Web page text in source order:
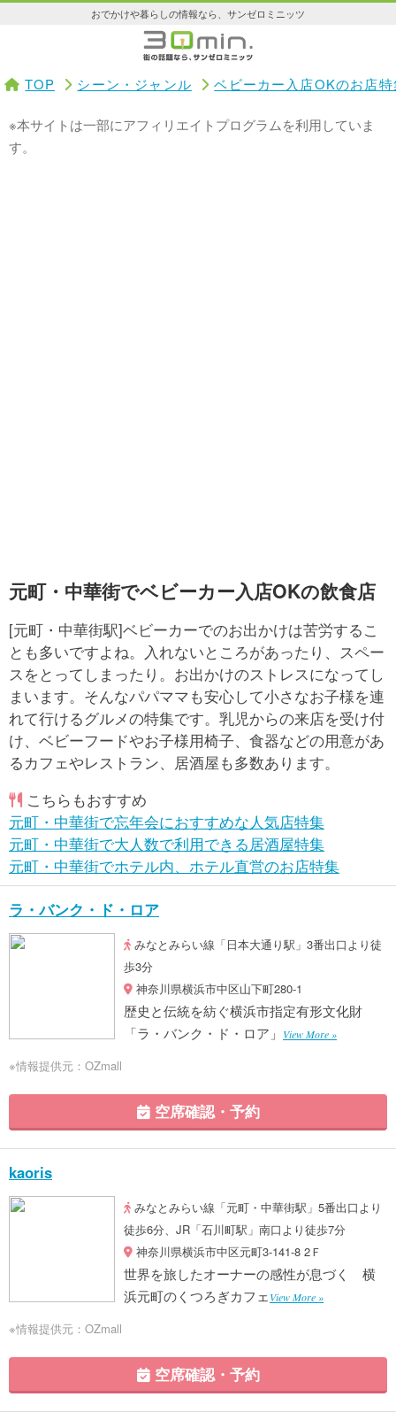
おでかけや暮らしの情報なら、サンゼロミニッツ
TOP シーン・ジャンル ベビーカー入店OKのお店
※本サイトは一部にアフィリエイトプログラムを利用していま
す。
元町・中華街でベビーカー入店OKの飲食店
[元町・中華街駅]ベビーカーでのお出かけは苦労するこ
とも多いですよね。入れないところがあったり、スペー
スをとってしまったり。お出かけのストレスになってし
まいます。そんなパパママも安心して小さなお子様を連
れて行けるグルメの特集です。乳児からの来店を受け付
け、ベビーフードやお子様用椅子、食器などの用意があ
るカフェやレストラン、居酒屋も多数あります。
こちらもおすすめ
元町・中華街で忘年会におすすめな人気店特集
元町・中華街で大人数で利用できる居酒屋特集
元町・中華街でホテル内、ホテル直営のお店特集
ラ・バンク・ド・ロア
みなとみらい線「日本大通り駅」3番出口より徒
歩3分
神奈川県横浜市中区山下町280-1
歴史と伝統を紡ぐ横浜市指定有形文化財
「ラ・バンク・ド・ロア」
View More »
※情報提供元：OZmall
空席確認・予約
kaoris
みなとみらい線「元町・中華街駅」5番出口より
徒歩6分、JR「石川町駅」南口より徒歩7分
神奈川県横浜市中区元町3-141-8 2Ｆ
世界を旅したオーナーの感性が息づく 横
浜元町のくつろぎカフェ View More »
※情報提供元：OZmall
空席確認・予約